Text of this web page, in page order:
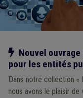
Notre action
Nouvel
pour les entités
Dans notre collection «
nous avons le plaisir